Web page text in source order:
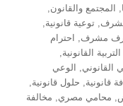
, المجتمع والقانون,
,توعية قانونية,
مشرف,
احترام
التربية القانونية,
القانوني,
الوعي
قانونية, حلول قانونية,
, محامي مصري, مخالفة